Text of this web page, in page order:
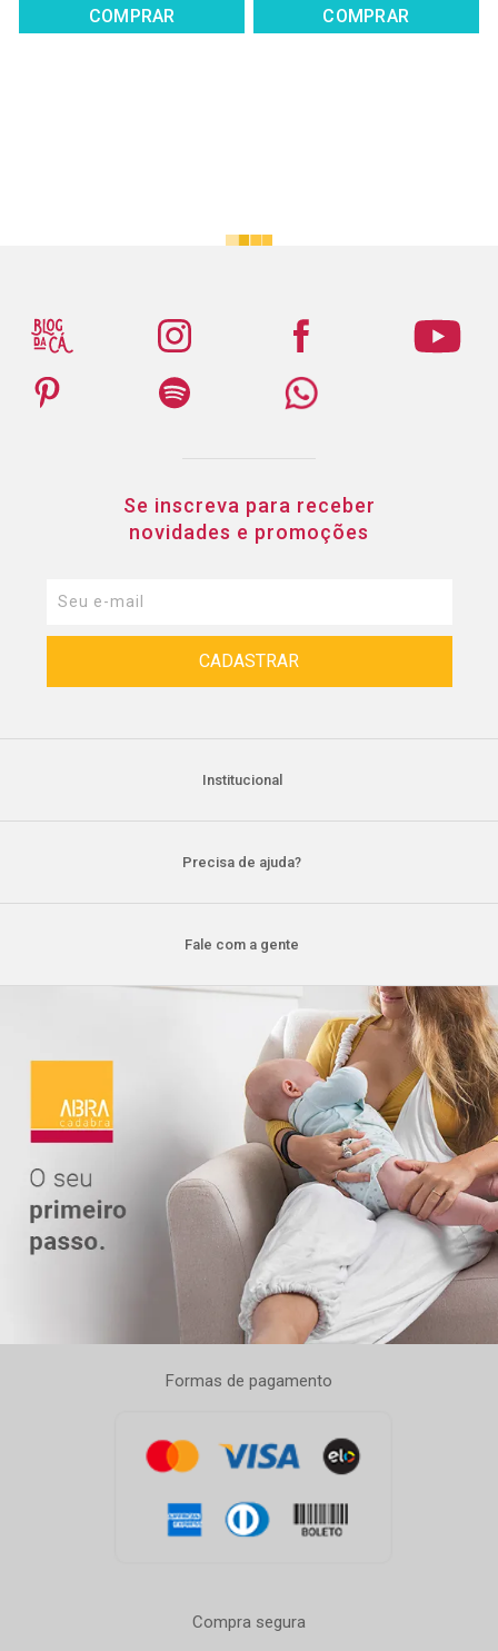
COMPRAR COMPRAR
Se inscreva para receber
novidades e promoções
Institucional
Precisa de ajuda?
Fale com a gente
Formas de pagamento
Compra segura